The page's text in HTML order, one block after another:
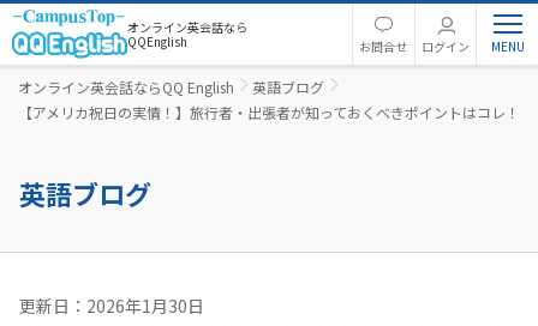
オンライン英会話なら
QQEnglish
お問合せ ログイン
オンライン英会話ならQQ English
英語ブログ
【アメリカ祝日の実情！】旅行者・出張者が知っておくべきポイントはコレ！
英語ブログ
更新日：2026年1月30日